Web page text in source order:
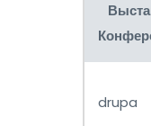
drupa